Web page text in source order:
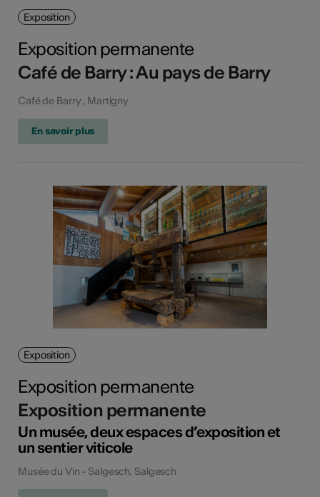
Exposition
Exposition permanente
Café de Barry : Au pays de Barry
Café de Barry , Martigny
En savoir plus
Exposition
Exposition permanente
Exposition permanente
Un musée, deux espaces d’exposition et
un sentier viticole
Musée du Vin - Salgesch, Salgesch